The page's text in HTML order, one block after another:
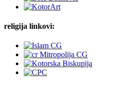
religija linkovi: